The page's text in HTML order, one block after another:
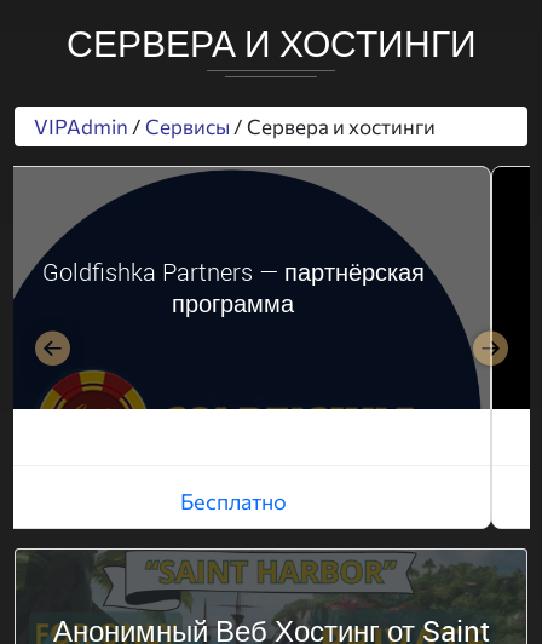
СЕРВЕРА И ХОСТИНГИ
VIPAdmin / Сервисы / Сервера и хостинги
Goldfishka Partners — партнёрская
программа
Бесплатно
Назад
Анонимный Веб Хостинг от Saint